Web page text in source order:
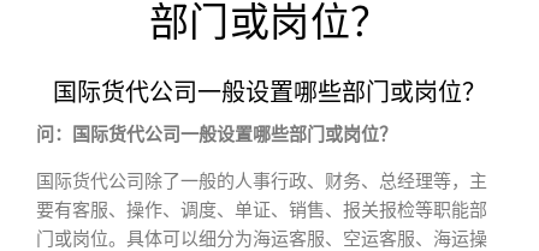
部门或岗位？
国际货代公司一般设置哪些部门或岗位？
问：国际货代公司一般设置哪些部门或岗位？
国际货代公司除了一般的人事行政、财务、总经理等，主
要有客服、操作、调度、单证、销售、报关报检等职能部
门或岗位。具体可以细分为海运客服、空运客服、海运操